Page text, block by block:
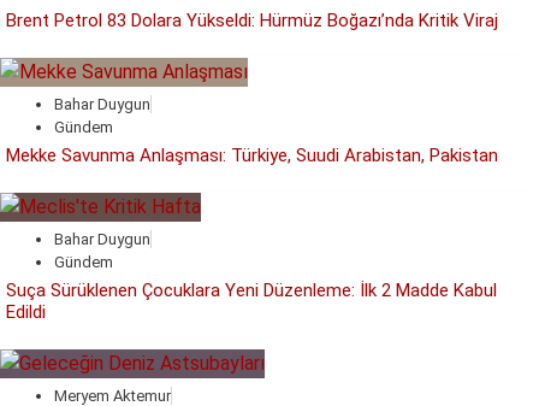
Brent Petrol 83 Dolara Yükseldi: Hürmüz Boğazı’nda Kritik Viraj
Bahar Duygun
Gündem
Mekke Savunma Anlaşması: Türkiye, Suudi Arabistan, Pakistan
Bahar Duygun
Gündem
Suça Sürüklenen Çocuklara Yeni Düzenleme: İlk 2 Madde Kabul
Edildi
Meryem Aktemur